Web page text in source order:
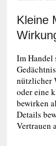
Kleine
Im Handel
nützlicher
oder eine
bewirken
Details
Vertrauen